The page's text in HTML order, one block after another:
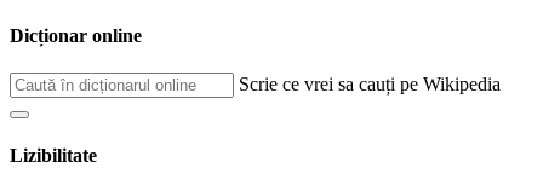
Dicționar online
Scrie ce vrei sa cauți pe Wikipedia
Lizibilitate